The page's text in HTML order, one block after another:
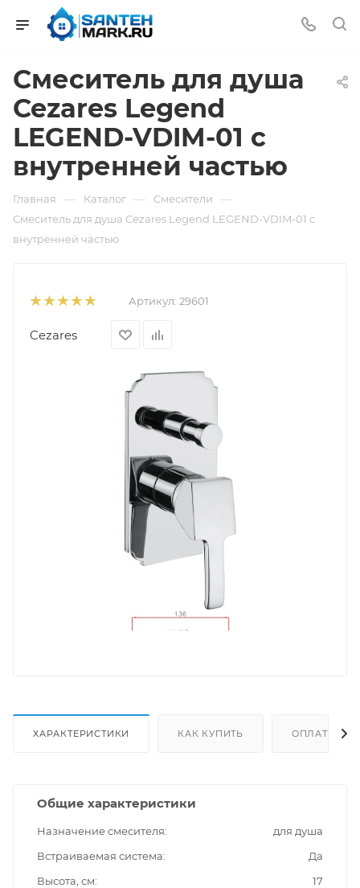
Смеситель для душа
Cezares Legend
LEGEND-VDIM-01 с
внутренней частью
Главная — Каталог — Смесители —
Смеситель для душа Cezares Legend LEGEND-VDIM-01 с
внутренней частью
Артикул: 29601
Cezares
ХАРАКТЕРИСТИКИ КАК КУПИТЬ ОПЛАТА
Общие характеристики
Назначение смесителя
для душа
Встраиваемая система
Да
Высота, см
17